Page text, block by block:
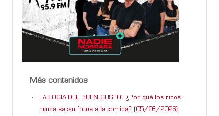
Más contenidos
LA LOGIA DEL BUEN GUSTO: ¿Por qué los ricos
nunca sacan fotos a la comida? (05/08/2026)